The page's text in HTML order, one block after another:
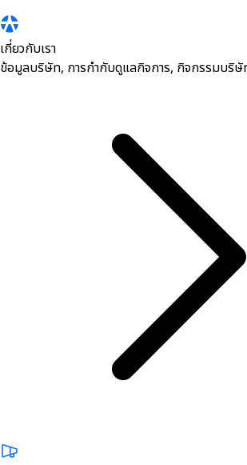
เกี่ยวกับเรา
ข้อมูลบริษัท, การกำกับดูแลกิจการ, กิจกรรมบริ